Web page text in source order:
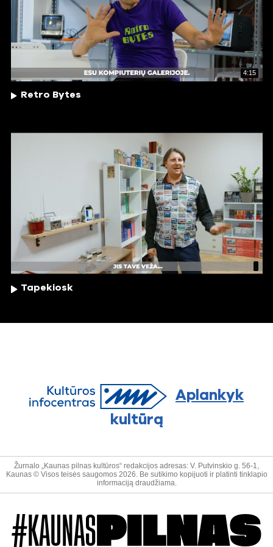
4:15
Retro Bytes
Tapekiosk
Aplankyk
kultūrą
Žurnalo „Kaunas pilnas kultūros“ redakcijos adresas: V. Putvinskio g. 56-1,
Kaunas © Visos teisės saugomos 2026. Be sutikimo kopijuoti ir platinti tinklapio
informaciją draudžiama.
#KAUNAS PILNAS